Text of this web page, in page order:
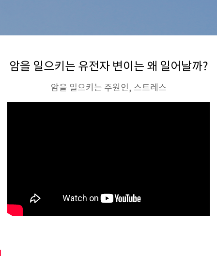
암을 일으키는 유전자 변이는 왜 일어날까?
암을 일으키는 주원인, 스트레스